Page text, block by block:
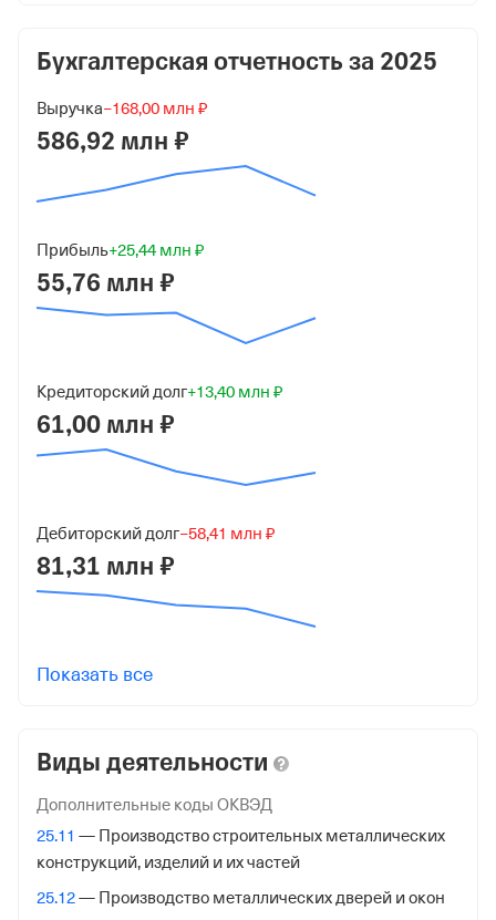
Форма
Дата регистрации
Краткое название
Юридический адрес
190020, гор. Санкт-Петербург, Вн.Тер.Г.
Муниципальный округ Екатерингофский, ул. 10-Я
ИНН
от 24 декабря 2002
КПП
Регистрация ФНС
Службы №15 по Санкт-Петербургу
Адрес налоговой
Бухгалтерская отчетность за 2025
Выручка−168,00 млн ₽
586,92 млн ₽
Прибыль+25,44 млн ₽
55,76 млн ₽
Кредиторский долг+13,40 млн ₽
61,00 млн ₽
Дебиторский долг−58,41 млн ₽
81,31 млн ₽
Показать все
Виды деятельности
Дополнительные коды ОКВЭД
25.11 — Производство строительных металлических
конструкций, изделий и их частей
25.12— Производство металлических дверей и окон